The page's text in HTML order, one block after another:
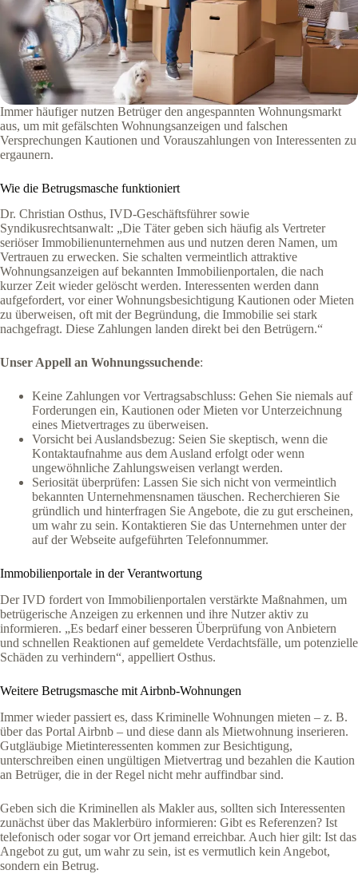
Immer häufiger nutzen Betrüger den angespannten Wohnungsmarkt
aus, um mit gefälschten Wohnungsanzeigen und falschen
Versprechungen Kautionen und Vorauszahlungen von Interessenten zu
ergaunern.
Wie die Betrugsmasche funktioniert
Dr. Christian Osthus, IVD-Geschäftsführer sowie
Syndikusrechtsanwalt: „Die Täter geben sich häufig als Vertreter
seriöser Immobilienunternehmen aus und nutzen deren Namen, um
Vertrauen zu erwecken. Sie schalten vermeintlich attraktive
Wohnungsanzeigen auf bekannten Immobilienportalen, die nach
kurzer Zeit wieder gelöscht werden. Interessenten werden dann
aufgefordert, vor einer Wohnungsbesichtigung Kautionen oder Mieten
zu überweisen, oft mit der Begründung, die Immobilie sei stark
nachgefragt. Diese Zahlungen landen direkt bei den Betrügern.“
Unser Appell an Wohnungssuchende:
Keine Zahlungen vor Vertragsabschluss: Gehen Sie niemals auf
Forderungen ein, Kautionen oder Mieten vor Unterzeichnung
eines Mietvertrages zu überweisen.
Vorsicht bei Auslandsbezug: Seien Sie skeptisch, wenn die
Kontaktaufnahme aus dem Ausland erfolgt oder wenn
ungewöhnliche Zahlungsweisen verlangt werden.
Seriosität überprüfen: Lassen Sie sich nicht von vermeintlich
bekannten Unternehmensnamen täuschen. Recherchieren Sie
gründlich und hinterfragen Sie Angebote, die zu gut erscheinen,
um wahr zu sein. Kontaktieren Sie das Unternehmen unter der
auf der Webseite aufgeführten Telefonnummer.
Immobilienportale in der Verantwortung
Der IVD fordert von Immobilienportalen verstärkte Maßnahmen, um
betrügerische Anzeigen zu erkennen und ihre Nutzer aktiv zu
informieren. „Es bedarf einer besseren Überprüfung von Anbietern
und schnellen Reaktionen auf gemeldete Verdachtsfälle, um potenzielle
Schäden zu verhindern“, appelliert Osthus.
Weitere Betrugsmasche mit Airbnb-Wohnungen
Immer wieder passiert es, dass Kriminelle Wohnungen mieten – z. B.
über das Portal Airbnb – und diese dann als Mietwohnung inserieren.
Gutgläubige Mietinteressenten kommen zur Besichtigung,
unterschreiben einen ungültigen Mietvertrag und bezahlen die Kaution
an Betrüger, die in der Regel nicht mehr auffindbar sind.
Geben sich die Kriminellen als Makler aus, sollten sich Interessenten
zunächst über das Maklerbüro informieren: Gibt es Referenzen? Ist
telefonisch oder sogar vor Ort jemand erreichbar. Auch hier gilt: Ist das
Angebot zu gut, um wahr zu sein, ist es vermutlich kein Angebot,
sondern ein Betrug.